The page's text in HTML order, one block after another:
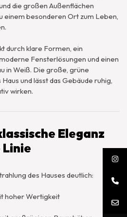
die großen Außenflächen
einem besonderen Ort zum Leben,
durch klare Formen, ein
Fensterlösungen und einen
in Weiß. Die große, grüne
und lässt das Gebäude ruhig,
wirken.
Eleganz
des Hauses deutlich:
hoher Wertigkeit